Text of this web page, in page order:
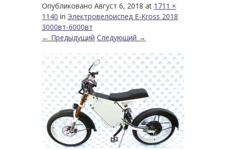
Опубликовано Август 6, 2018 at 1711 ×
1140 in Электровелоиспед E-Kross 2018
3000вт-6000вт
← Предыдущий Следующий →